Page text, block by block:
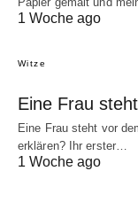
1 Woche ago
Witze
Eine Frau
Eine Frau steht vor
erklären? Ihr erster…
1 Woche ago